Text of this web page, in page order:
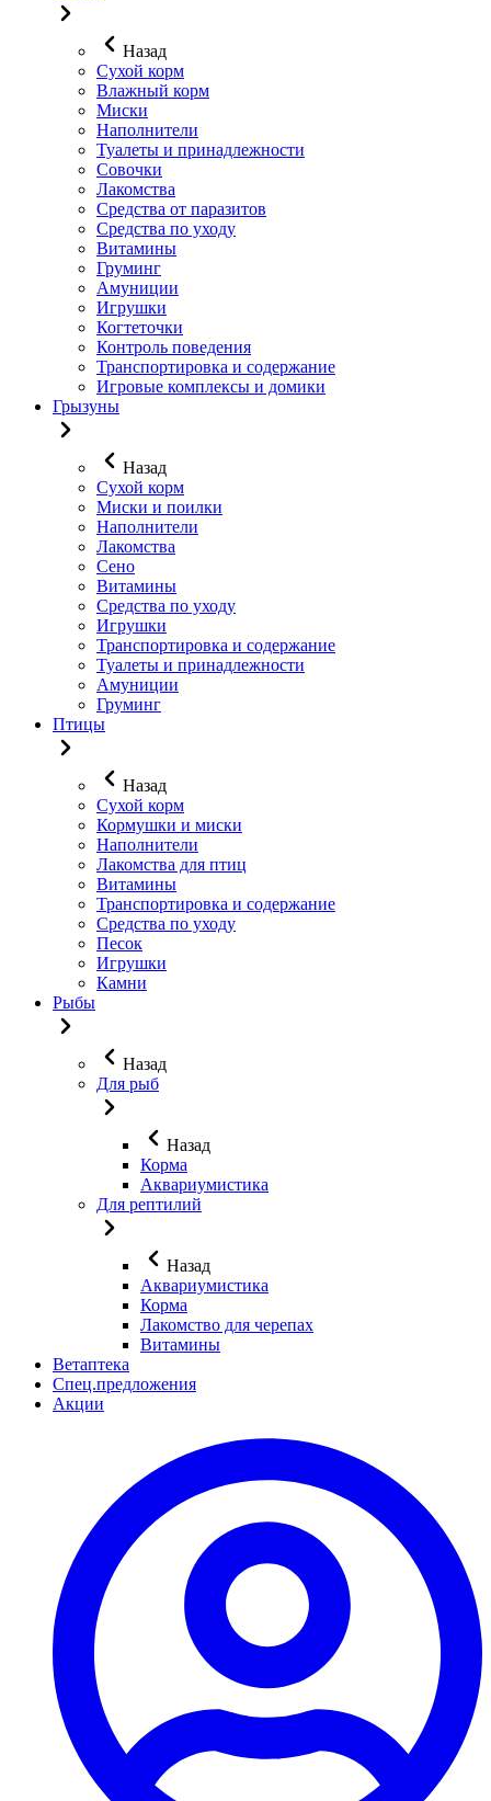
Назад
Сухой корм
Влажный корм
Миски
Наполнители
Туалеты и принадлежности
Совочки
Лакомства
Средства от паразитов
Средства по уходу
Витамины
Груминг
Амуниции
Игрушки
Когтеточки
Контроль поведения
Транспортировка и содержание
Игровые комплексы и домики
Грызуны
Назад
Сухой корм
Миски и поилки
Наполнители
Лакомства
Сено
Витамины
Средства по уходу
Игрушки
Транспортировка и содержание
Туалеты и принадлежности
Амуниции
Груминг
Птицы
Назад
Сухой корм
Кормушки и миски
Наполнители
Лакомства для птиц
Витамины
Транспортировка и содержание
Средства по уходу
Песок
Игрушки
Камни
Рыбы
Назад
Для рыб
Назад
Корма
Аквариумистика
Для рептилий
Назад
Аквариумистика
Корма
Лакомство для черепах
Витамины
Ветаптека
Спец.предложения
Акции